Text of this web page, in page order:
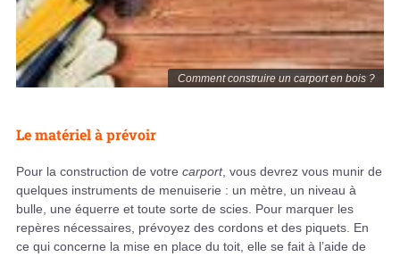
Comment construire un carport en bois ?
Le matériel à prévoir
Pour la construction de votre carport, vous devrez vous munir de
quelques instruments de menuiserie : un mètre, un niveau à
bulle, une équerre et toute sorte de scies. Pour marquer les
repères nécessaires, prévoyez des cordons et des piquets. En
ce qui concerne la mise en place du toit, elle se fait à l’aide de